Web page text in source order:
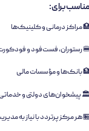
برای:
مراکز درمانی و کلینیک‌ها
رستوران، فست‌فود و
بانک‌ها و مؤسسات مالی
پیشخوان‌های دولتی و خدماتی
هر مرکز پرتردد با نیاز به